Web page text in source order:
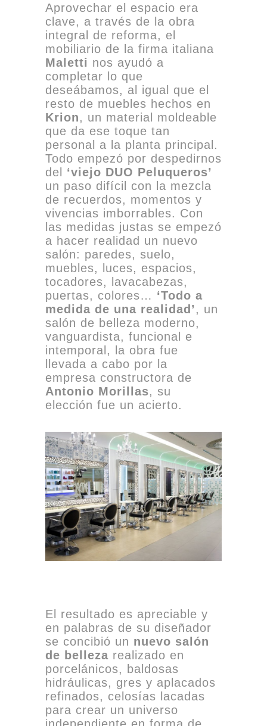
Aprovechar el espacio era
clave, a través de la obra
integral de reforma, el
mobiliario de la firma italiana
Maletti nos ayudó a
completar lo que
deseábamos, al igual que el
resto de muebles hechos en
Krion, un material moldeable
que da ese toque tan
personal a la planta principal.
Todo empezó por despedirnos
del ‘viejo DUO Peluqueros’
un paso difícil con la mezcla
de recuerdos, momentos y
vivencias imborrables. Con
las medidas justas se empezó
a hacer realidad un nuevo
salón: paredes, suelo,
muebles, luces, espacios,
tocadores, lavacabezas,
puertas, colores… ‘Todo a
medida de una realidad’, un
salón de belleza moderno,
vanguardista, funcional e
intemporal, la obra fue
llevada a cabo por la
empresa constructora de
Antonio Morillas, su
elección fue un acierto.
El resultado es apreciable y
en palabras de su diseñador
se concibió un nuevo salón
de belleza realizado en
porcelánicos, baldosas
hidráulicas, gres y aplacados
refinados, celosías lacadas
para crear un universo
independiente en forma de